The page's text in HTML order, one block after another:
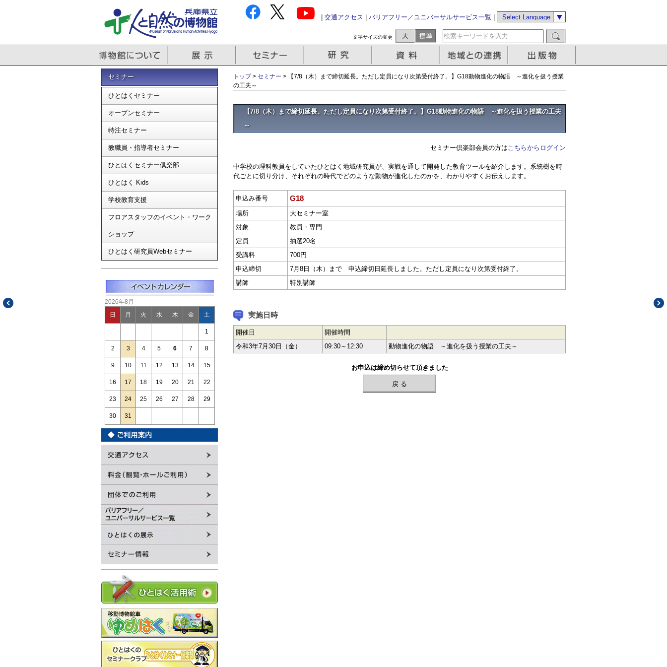
交通アクセス バリアフリー／ユニバーサルサービス一覧
文字サイズの変更
セミナー
ひとはくセミナー
オープンセミナー
特注セミナー
教職員・指導者セミナー
ひとはくセミナー倶楽部
ひとはく Kids
学校教育支援
フロアスタッフのイベント・ワーク
ショップ
ひとはく研究員Webセミナー
2026年8月
日 月 火 水 木 金 土
1
2 3 4 5 6 7 8
9 10 11 12 13 14 15
16 17 18 19 20 21 22
23 24 25 26 27 28 29
30 31
トップ> セミナー > 【7/8（木）まで締切延長。ただし定員になり次第受付終了。】G18動物進化の物語 ～進化を扱う授業
の工夫～
【7/8（木）まで締切延長。ただし定員になり次第受付終了。】G18動物進化の物語 ～進化を扱う授業の工夫
～
セミナー倶楽部会員の方はこちらからログイン
中学校の理科教員をしていたひとはく地域研究員が、実戦を通して開発した教育ツールを紹介します。系統樹を時
代ごとに切り分け、それぞれの時代でどのような動物が進化したのかを、わかりやすくお伝えします。
申込み番号 G18
場所
大セミナー室
対象
教員・専門
定員
抽選20名
受講料
700円
申込締切
7月8日（木）まで 申込締切日延長しました。ただし定員になり次第受付終了。
講師
特別講師
実施日時
開催日
開催時間
令和3年7月30日（金）
09:30～12:30 動物進化の物語 ～進化を扱う授業の工夫～
お申込は締め切らせて頂きました
戻 る